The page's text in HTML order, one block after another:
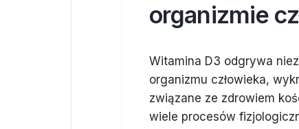
organizmie
Witamina D3 odgrywa
organizmu człowieka,
związane ze zdrowiem
wiele procesów